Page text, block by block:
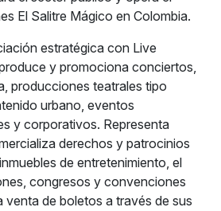
El Salitre Mágico en Colombia.
estratégica con Live
y promociona conciertos,
producciones teatrales tipo
urbano, eventos
y corporativos. Representa
derechos y patrocinios
de entretenimiento, el
congresos y convenciones
venta de boletos a través de sus